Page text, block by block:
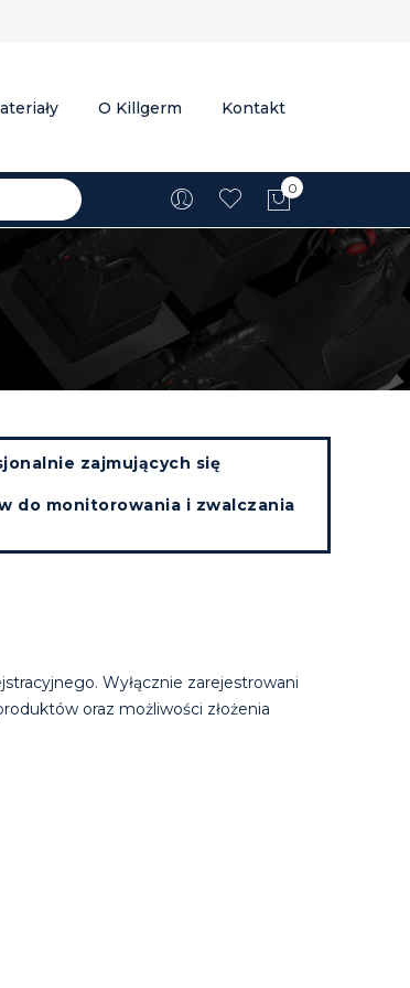
O Killgerm Kontakt
Mój koszyk
0
zajmujących się
do monitorowania i zwalczania
Wyłącznie zarejestrowani
oraz możliwości złożenia